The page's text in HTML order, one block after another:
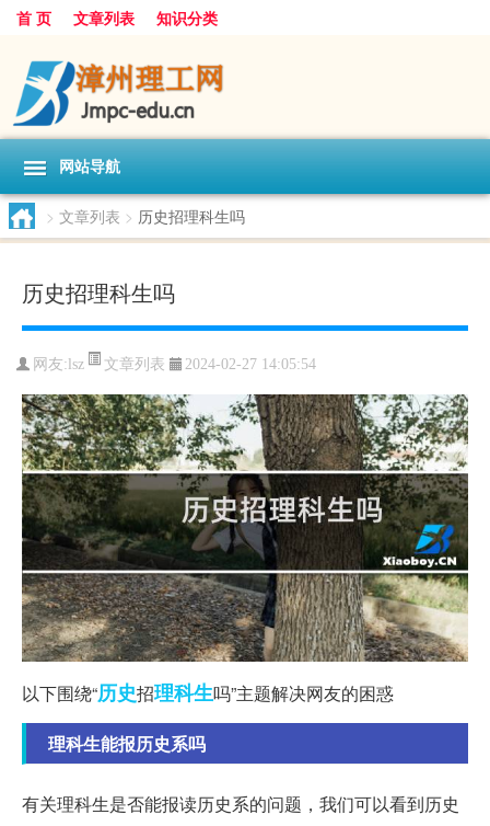
首 页 文章列表 知识分类
网站导航
> 文章列表 > 历史招理科生吗
历史招理科生吗
网友:lsz 文章列表 2024-02-27 14:05:54
以下围绕“历史招理科生吗”主题解决网友的困惑
理科生能报历史系吗
有关理科生是否能报读历史系的问题，我们可以看到历史